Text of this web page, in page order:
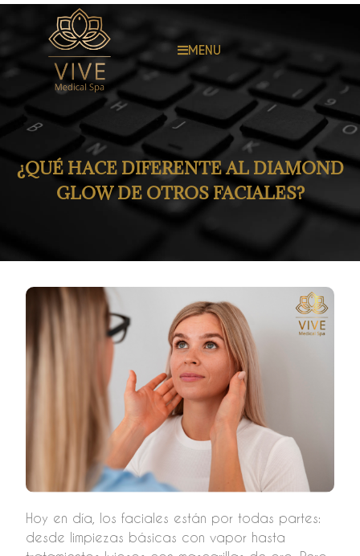
MENU
¿QUÉ HACE DIFERENTE AL DIAMOND
GLOW DE OTROS FACIALES?
Hoy en día, los faciales están por todas partes:
desde limpiezas básicas con vapor hasta